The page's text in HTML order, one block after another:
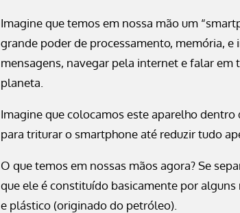
Imagine que temos em nossa mão um
grande poder de processamento, memória,
mensagens, navegar pela internet e falar
planeta.
Imagine que colocamos este aparelho
para triturar o smartphone até reduzir tudo
O que temos em nossas mãos agora? Se
que ele é constituído basicamente por
e plástico (originado do petróleo).